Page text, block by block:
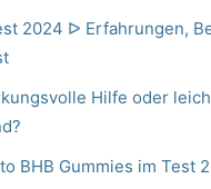
2024 ᐅ Erfahrungen,
Hilfe oder
BHB Gummies im Test